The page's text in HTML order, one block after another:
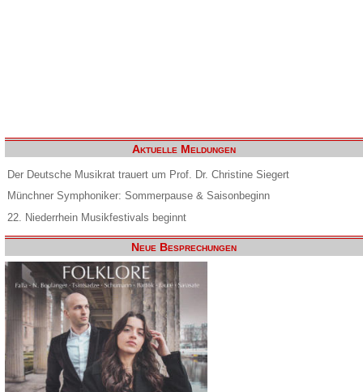
Aktuelle Meldungen
Der Deutsche Musikrat trauert um Prof. Dr. Christine Siegert
Münchner Symphoniker: Sommerpause & Saisonbeginn
22. Niederrhein Musikfestivals beginnt
Neue Besprechungen